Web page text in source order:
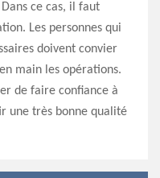
ce cas, il faut
Les personnes qui
doivent convier
main les opérations.
de faire confiance à
une très bonne qualité